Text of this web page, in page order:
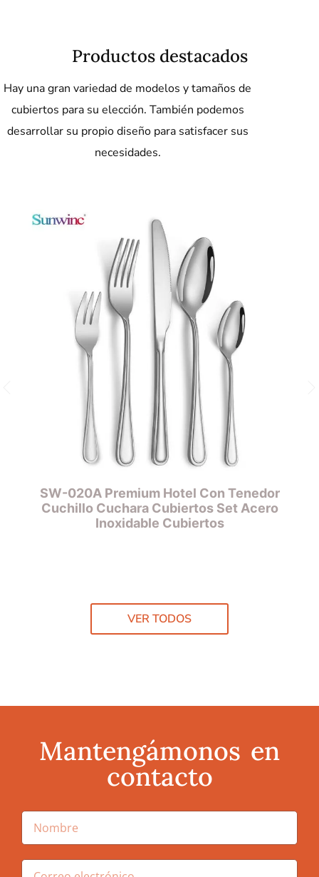
Productos destacados
Hay una gran variedad de modelos y tamaños de
cubiertos para su elección. También podemos
desarrollar su propio diseño para satisfacer sus
necesidades.
SW-020A Premium Hotel Con Tenedor
Cuchillo Cuchara Cubiertos Set Acero
Inoxidable Cubiertos
VER TODOS
Mantengámonos en
contacto